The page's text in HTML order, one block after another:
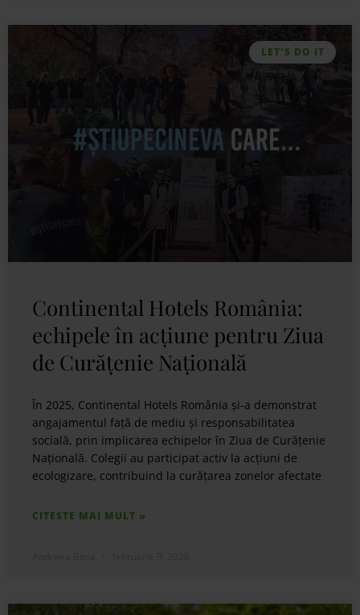
LET'S DO IT
Continental Hotels România:
echipele în acțiune pentru Ziua
de Curățenie Națională
În 2025, Continental Hotels România și-a demonstrat
angajamentul față de mediu și responsabilitatea
socială, prin implicarea echipelor în Ziua de Curățenie
Națională. Colegii au participat activ la acțiuni de
ecologizare, contribuind la curățarea zonelor afectate
CITESTE MAI MULT »